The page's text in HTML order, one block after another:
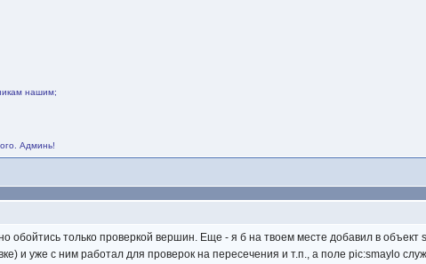
нашим;
Админь!
обойтись только проверкой вершин. Еще - я б на твоем месте добавил в объект
и уже с ним работал для проверок на пересечения и т.п., а поле pic:smaylo